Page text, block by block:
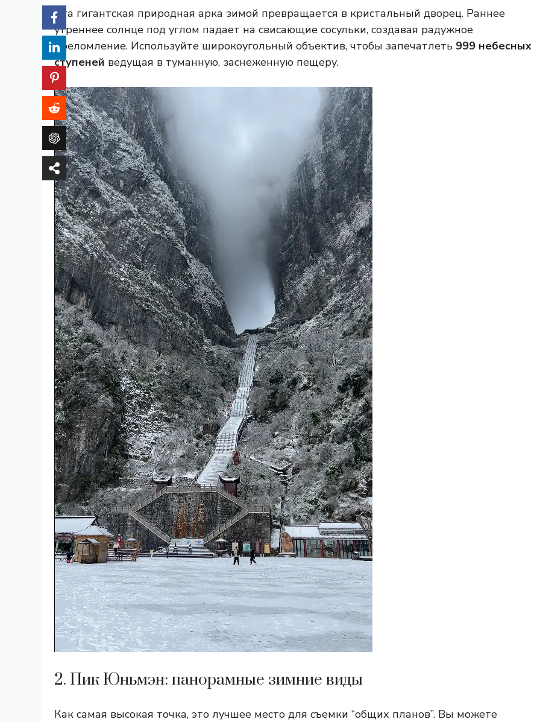
Эта гигантская природная арка зимой превращается в кристальный дворец. Раннее
утреннее солнце под углом падает на свисающие сосульки, создавая радужное
преломление. Используйте широкоугольный объектив, чтобы запечатлеть 999 небесных
ступеней ведущая в туманную, заснеженную пещеру.
2. Пик Юньмэн: панорамные зимние виды
Как самая высокая точка, это лучшее место для съемки “общих планов”. Вы можете